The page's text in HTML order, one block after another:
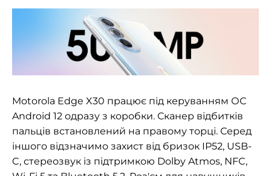
Motorola Edge X30 працює під керуванням ОС
Android 12 одразу з коробки. Сканер відбитків
пальців встановлений на правому торці. Серед
іншого відзначимо захист від бризок IP52, USB-
C, стереозвук із підтримкою Dolby Atmos, NFC,